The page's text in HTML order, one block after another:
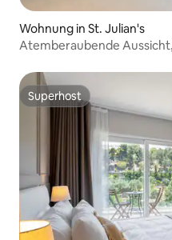
Wohnung in St. Julian's
Atemberaubende
Superhost
Superhost